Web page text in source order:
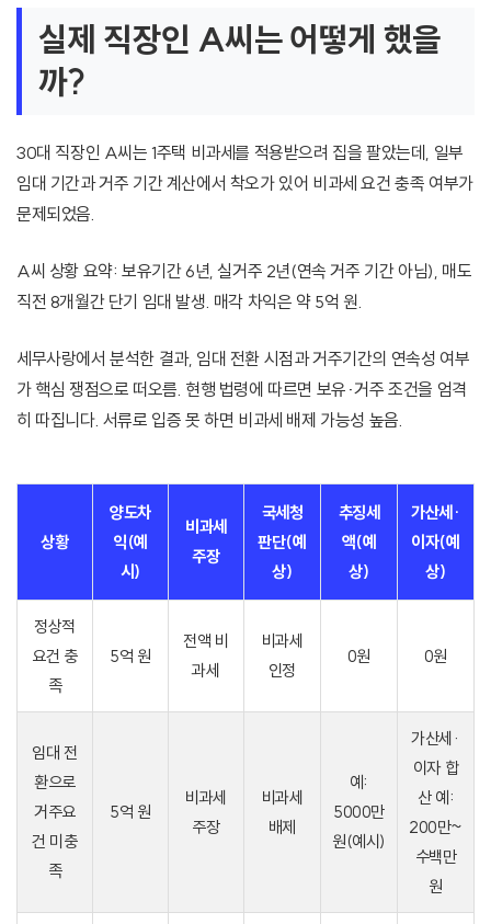
실제 직장인 A씨는 어떻게 했을
까?
30대 직장인 A씨는 1주택 비과세를 적용받으려 집을 팔았는데, 일부
임대 기간과 거주 기간 계산에서 착오가 있어 비과세 요건 충족 여부가
문제되었음.
A씨 상황 요약: 보유기간 6년, 실거주 2년(연속 거주 기간 아님), 매도
직전 8개월간 단기 임대 발생. 매각 차익은 약 5억 원.
세무사랑에서 분석한 결과, 임대 전환 시점과 거주기간의 연속성 여부
가 핵심 쟁점으로 떠오름. 현행 법령에 따르면 보유·거주 조건을 엄격
히 따집니다. 서류로 입증 못 하면 비과세 배제 가능성 높음.
상황
양도차
익(예
시)
비과세
주장
국세청
판단(예
상)
추징세
액(예
상)
가산세·
이자(예
상)
정상적
요건 충
족
5억 원
전액 비
과세
비과세
인정
0원 0원
임대 전
환으로
거주요
건 미충
족
5억 원
비과세
주장
비과세
배제
예:
5000만
원(예시)
가산세·
이자 합
산 예:
200만~
수백만
원